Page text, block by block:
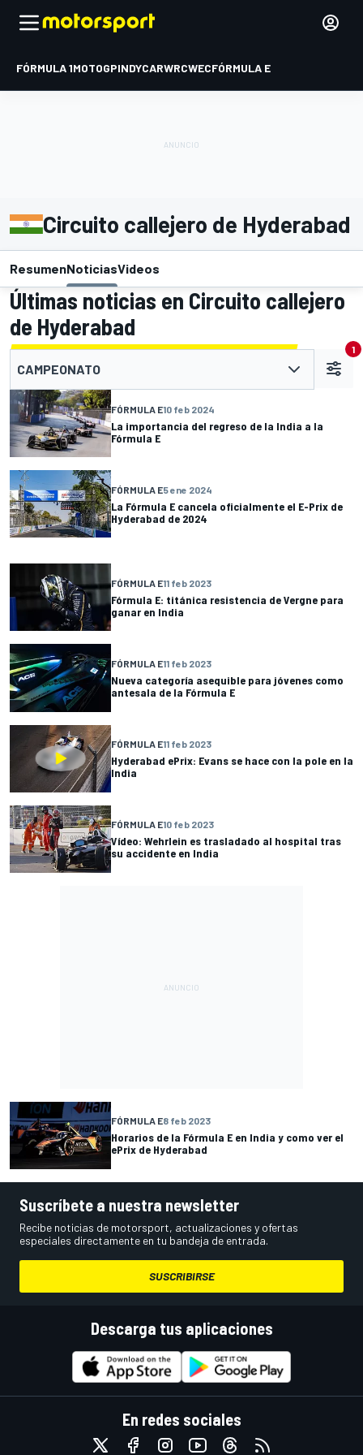
FÓRMULA 1MOTOGPINDYCARWRCWECFÓRMULA E
Circuito callejero de Hyderabad
ResumenNoticiasVideos
Últimas noticias en Circuito callejero
de Hyderabad
CAMPEONATO
1
FÓRMULA E10 feb 2024
La importancia del regreso de la India a la
Fórmula E
FÓRMULA E5 ene 2024
La Fórmula E cancela oficialmente el E-Prix de
Hyderabad de 2024
FÓRMULA E11 feb 2023
Fórmula E: titánica resistencia de Vergne para
ganar en India
FÓRMULA E11 feb 2023
Nueva categoría asequible para jóvenes como
antesala de la Fórmula E
FÓRMULA E11 feb 2023
Hyderabad ePrix: Evans se hace con la pole en la
India
FÓRMULA E10 feb 2023
Vídeo: Wehrlein es trasladado al hospital tras
su accidente en India
FÓRMULA E8 feb 2023
Horarios de la Fórmula E en India y como ver el
ePrix de Hyderabad
Suscríbete a nuestra newsletter
Recibe noticias de motorsport, actualizaciones y ofertas
especiales directamente en tu bandeja de entrada.
SUSCRIBIRSE
Descarga tus aplicaciones
En redes sociales